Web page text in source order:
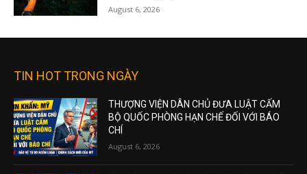
August 6, 2026
TIN HOT TRONG NGÀY
THƯỢNG VIỆN DÂN CHỦ ĐƯA LUẬT CẤM
BỘ QUỐC PHÒNG HẠN CHẾ ĐỐI VỚI BÁO
CHÍ
August 6, 2026